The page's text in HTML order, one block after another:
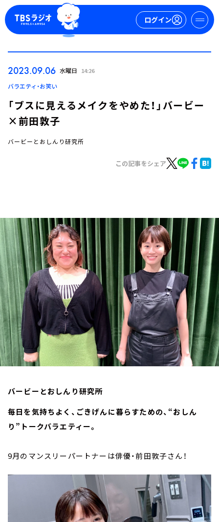
ログイン
ログイン
お知らせ
イベント・グッズ
YouTube
会社情報
2023.09.06 水曜日 14:26
バラエティ・お笑い
「ブスに見えるメイクをやめた！」バービー
×前田敦子
バービーとおしんり研究所
この記事をシェア
バービーとおしんり研究所
毎日を気持ちよく、ごきげんに暮らすための、“おしん
り”トークバラエティー。
9月のマンスリーパートナーは俳優・前田敦子さん！